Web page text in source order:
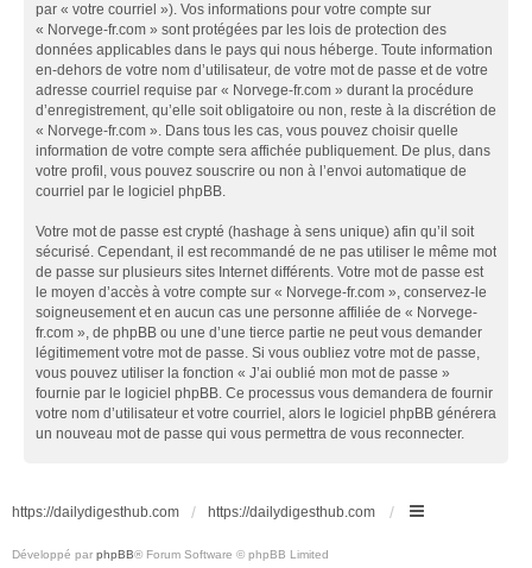
par « votre courriel »). Vos informations pour votre compte sur
« Norvege-fr.com » sont protégées par les lois de protection des
données applicables dans le pays qui nous héberge. Toute information
en-dehors de votre nom d’utilisateur, de votre mot de passe et de votre
adresse courriel requise par « Norvege-fr.com » durant la procédure
d’enregistrement, qu’elle soit obligatoire ou non, reste à la discrétion de
« Norvege-fr.com ». Dans tous les cas, vous pouvez choisir quelle
information de votre compte sera affichée publiquement. De plus, dans
votre profil, vous pouvez souscrire ou non à l’envoi automatique de
courriel par le logiciel phpBB.
Votre mot de passe est crypté (hashage à sens unique) afin qu’il soit
sécurisé. Cependant, il est recommandé de ne pas utiliser le même mot
de passe sur plusieurs sites Internet différents. Votre mot de passe est
le moyen d’accès à votre compte sur « Norvege-fr.com », conservez-le
soigneusement et en aucun cas une personne affiliée de « Norvege-
fr.com », de phpBB ou une d’une tierce partie ne peut vous demander
légitimement votre mot de passe. Si vous oubliez votre mot de passe,
vous pouvez utiliser la fonction « J’ai oublié mon mot de passe »
fournie par le logiciel phpBB. Ce processus vous demandera de fournir
votre nom d’utilisateur et votre courriel, alors le logiciel phpBB générera
un nouveau mot de passe qui vous permettra de vous reconnecter.
https://dailydigesthub.com https://dailydigesthub.com
Développé par phpBB® Forum Software © phpBB Limited